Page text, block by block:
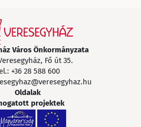
Város Önkormányzata
Fő út 35.
+36 28 588 600
Oldalak
projektek